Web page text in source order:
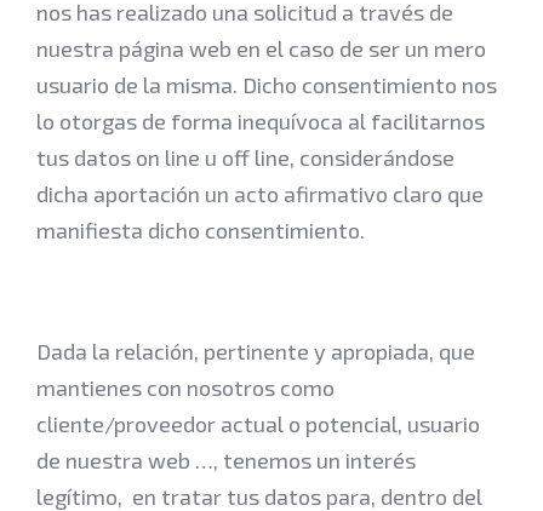
nos has realizado una solicitud a través de
nuestra página web en el caso de ser un mero
usuario de la misma. Dicho consentimiento nos
lo otorgas de forma inequívoca al facilitarnos
tus datos on line u off line, considerándose
dicha aportación un acto afirmativo claro que
manifiesta dicho consentimiento.
Dada la relación, pertinente y apropiada, que
mantienes con nosotros como
cliente/proveedor actual o potencial, usuario
de nuestra web …, tenemos un interés
legítimo, en tratar tus datos para, dentro del